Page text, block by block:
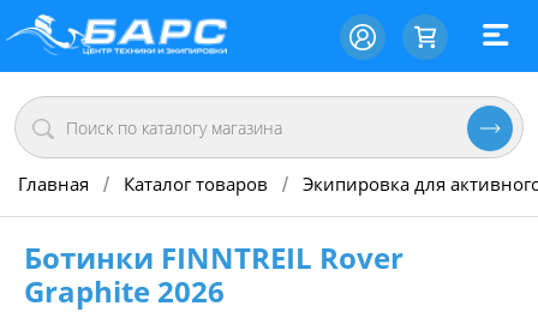
Главная / Каталог товаров / Экипировка для
Ботинки FINNTREIL Rover
Graphite 2026